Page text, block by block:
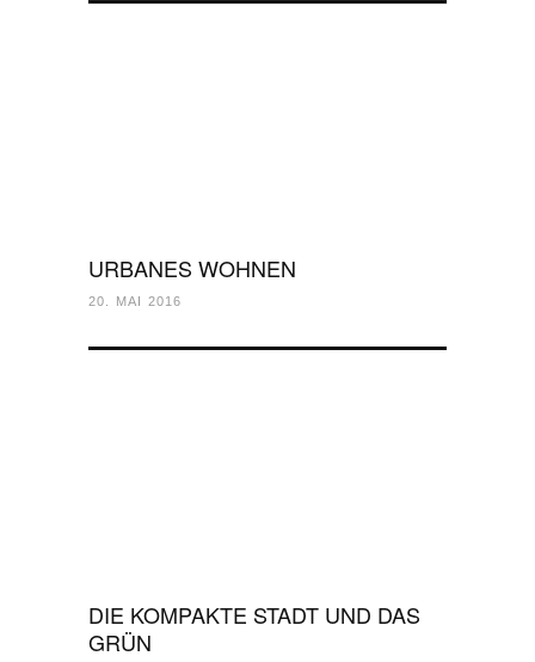
URBANES WOHNEN
20. MAI 2016
DIE KOMPAKTE STADT UND DAS
GRÜN